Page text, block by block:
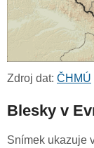
Zdroj dat: ČHMÚ
Blesky v
Snímek ukazuje